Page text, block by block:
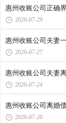
惠州收账公司​正确
2026-07-29
惠州收账公司​夫妻
2026-07-27
惠州收账公司​夫妻
2026-07-24
惠州收账公司​离婚
2026-07-20